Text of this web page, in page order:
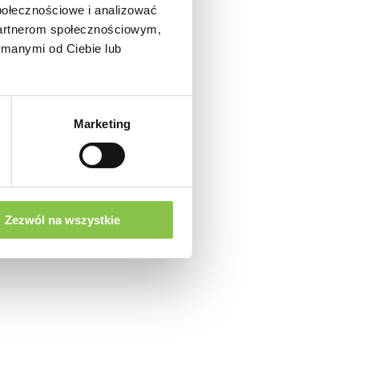
i analizować
społecznościowym,
od Ciebie lub
Marketing
Zezwól na wszystkie
na
czy